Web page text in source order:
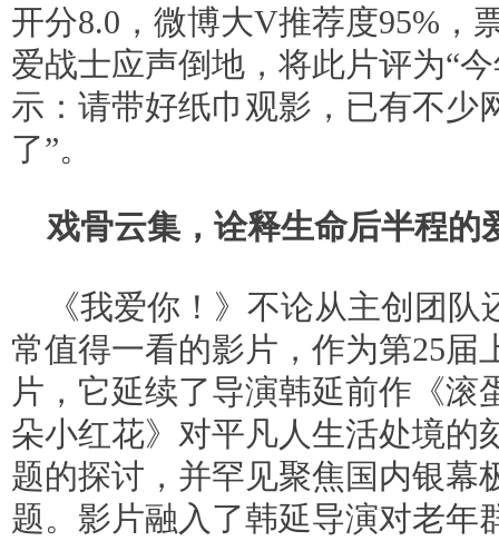
开分8.0，微博大V推荐度95%，
爱战士应声倒地，将此片评为“
示：请带好纸巾观影，已有不少
了”。
戏骨云集，诠释生命后半程的
《我爱你！》不论从主创团
常值得一看的影片，作为第25届
片，它延续了导演韩延前作《滚
朵小红花》对平凡人生活处境的
题的探讨，并罕见聚焦国内银幕
题。影片融入了韩延导演对老年